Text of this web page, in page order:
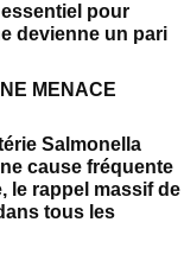
pour
devienne un pari
MENACE
Salmonella
cause fréquente
le rappel massif de
tous les